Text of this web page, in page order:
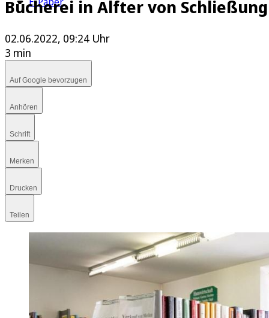
Bücherei in Alfter von
02.06.2022, 09:24 Uhr
3 min
Auf Google bevorzugen
Anhören
Schrift
Merken
Drucken
Teilen